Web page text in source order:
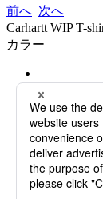
前へ 次へ
Carhartt WIP T-
カラー